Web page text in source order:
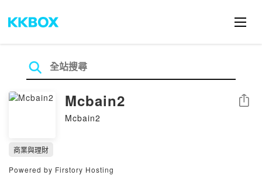
Mcbain2
Mcbain2
分享
商業與理財
Powered by Firstory Hosting